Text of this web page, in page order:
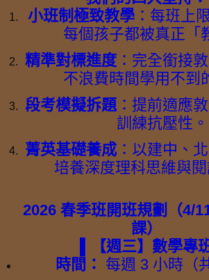
小班制極致教學 ：每班上
每個孩子都被真正「
精準對標進度 ：完全銜接
不浪費時間學用不到
段考模擬拆題：提前適應
訓練抗壓性。
菁英基礎養成 ：以建中、
培養深度理科思維與閱
2026 春季班開班規劃（4/
課）
▌【週三】數學專
時間： 每週 3 小時（